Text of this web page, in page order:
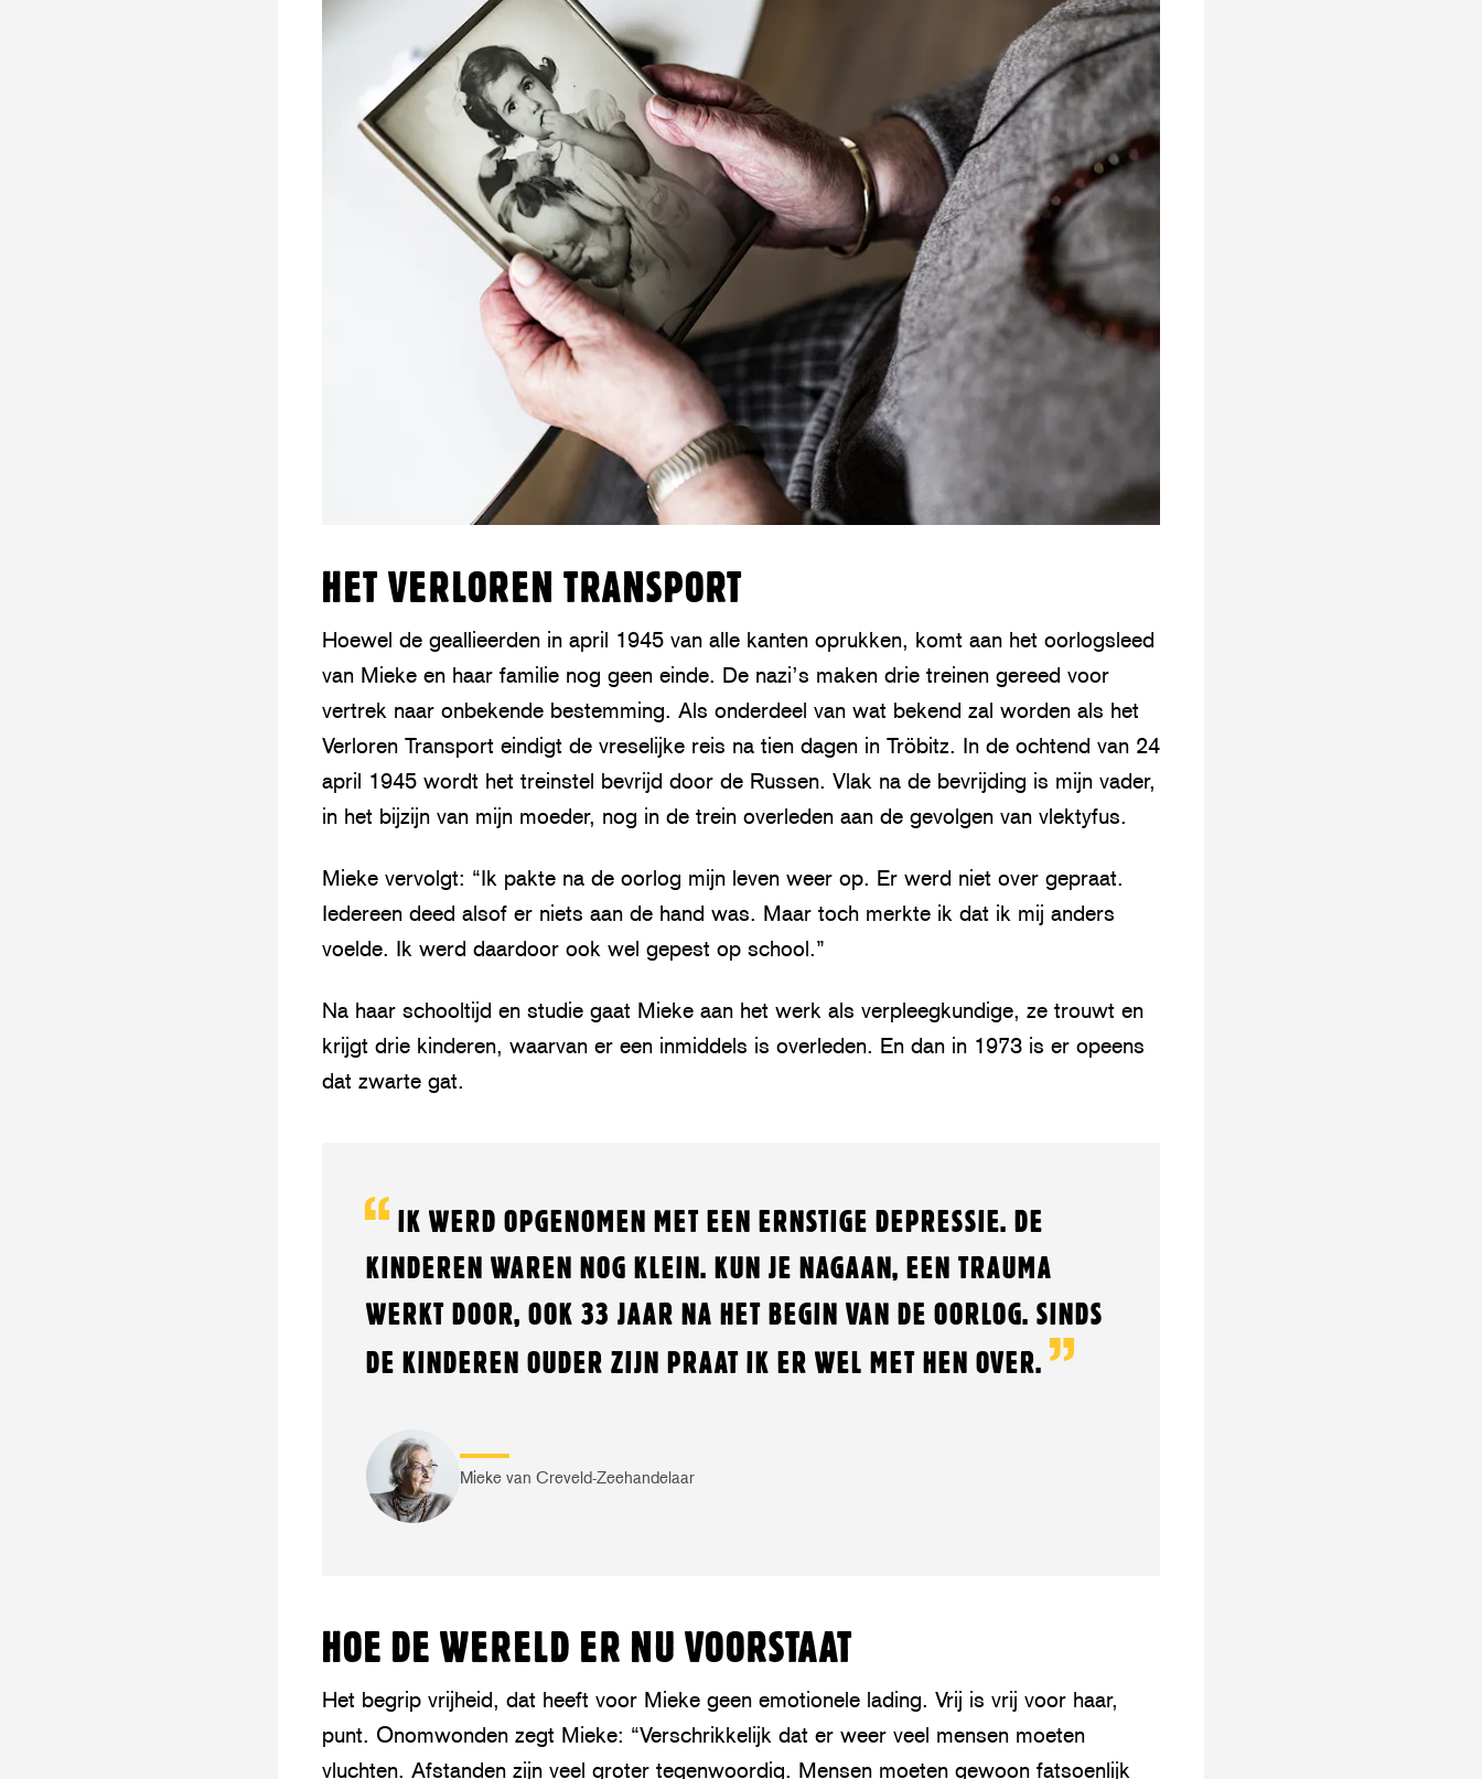
HET VERLOREN TRANSPORT
Hoewel de geallieerden in april 1945 van alle kanten oprukken, komt aan het oorlogsleed
van Mieke en haar familie nog geen einde. De nazi’s maken drie treinen gereed voor
vertrek naar onbekende bestemming. Als onderdeel van wat bekend zal worden als het
Verloren Transport eindigt de vreselijke reis na tien dagen in Tröbitz. In de ochtend van 24
april 1945 wordt het treinstel bevrijd door de Russen. Vlak na de bevrijding is mijn vader,
in het bijzijn van mijn moeder, nog in de trein overleden aan de gevolgen van vlektyfus.
Mieke vervolgt: “Ik pakte na de oorlog mijn leven weer op. Er werd niet over gepraat.
Iedereen deed alsof er niets aan de hand was. Maar toch merkte ik dat ik mij anders
voelde. Ik werd daardoor ook wel gepest op school.”
Na haar schooltijd en studie gaat Mieke aan het werk als verpleegkundige, ze trouwt en
krijgt drie kinderen, waarvan er een inmiddels is overleden. En dan in 1973 is er opeens
dat zwarte gat.
IK WERD OPGENOMEN MET EEN ERNSTIGE DEPRESSIE. DE
KINDEREN WAREN NOG KLEIN. KUN JE NAGAAN, EEN TRAUMA
WERKT DOOR, OOK 33 JAAR NA HET BEGIN VAN DE OORLOG. SINDS
DE KINDEREN OUDER ZIJN PRAAT IK ER WEL MET HEN OVER.
Mieke van Creveld-Zeehandelaar
HOE DE WERELD ER NU VOORSTAAT
Het begrip vrijheid, dat heeft voor Mieke geen emotionele lading. Vrij is vrij voor haar,
punt. Onomwonden zegt Mieke: “Verschrikkelijk dat er weer veel mensen moeten
vluchten. Afstanden zijn veel groter tegenwoordig. Mensen moeten gewoon fatsoenlijk